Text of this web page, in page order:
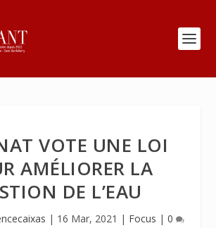
VOTE UNE LOI
AMÉLIORER LA
DE L’EAU
| 16 Mar, 2021 | Focus | 0